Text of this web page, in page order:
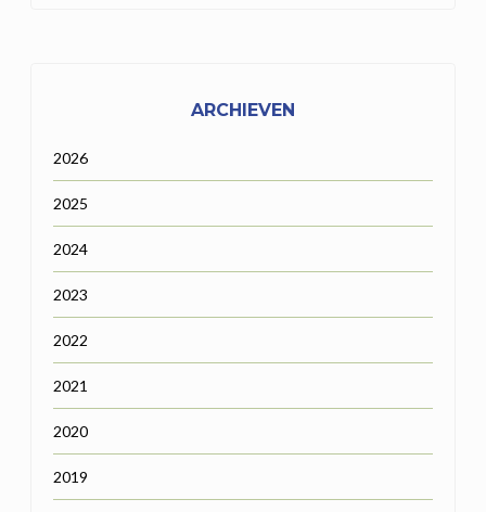
ARCHIEVEN
2026
2025
2024
2023
2022
2021
2020
2019